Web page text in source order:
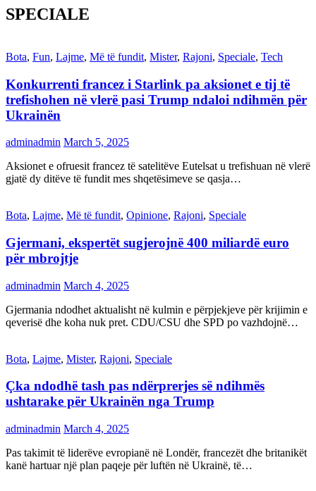
SPECIALE
Bota, Fun, Lajme, Më të fundit, Mister, Rajoni, Speciale, Tech
Konkurrenti francez i Starlink pa aksionet e tij të
trefishohen në vlerë pasi Trump ndaloi ndihmën për
Ukrainën
adminadmin March 5, 2025
Aksionet e ofruesit francez të satelitëve Eutelsat u trefishuan në vlerë
gjatë dy ditëve të fundit mes shqetësimeve se qasja…
Bota, Lajme, Më të fundit, Opinione, Rajoni, Speciale
Gjermani, ekspertët sugjerojnë 400 miliardë euro
për mbrojtje
adminadmin March 4, 2025
Gjermania ndodhet aktualisht në kulmin e përpjekjeve për krijimin e
qeverisë dhe koha nuk pret. CDU/CSU dhe SPD po vazhdojnë…
Bota, Lajme, Mister, Rajoni, Speciale
Çka ndodhë tash pas ndërprerjes së ndihmës
ushtarake për Ukrainën nga Trump
adminadmin March 4, 2025
Pas takimit të liderëve evropianë në Londër, francezët dhe britanikët
kanë hartuar një plan paqeje për luftën në Ukrainë, të…